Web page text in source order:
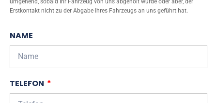
Erstkontakt nicht zu der Abgabe Ihres Fahrzeugs an uns geführt hat.
NAME
TELEFON